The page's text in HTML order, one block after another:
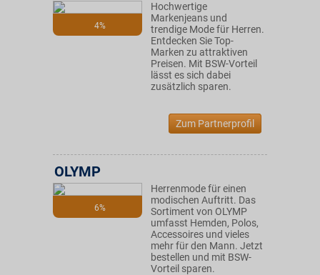
4%
Hochwertige
Markenjeans und
trendige Mode für Herren.
Entdecken Sie Top-
Marken zu attraktiven
Preisen. Mit BSW-Vorteil
lässt es sich dabei
zusätzlich sparen.
Zum Partnerprofil
6%
OLYMP
Herrenmode für einen
modischen Auftritt. Das
Sortiment von OLYMP
umfasst Hemden, Polos,
Accessoires und vieles
mehr für den Mann. Jetzt
bestellen und mit BSW-
Vorteil sparen.